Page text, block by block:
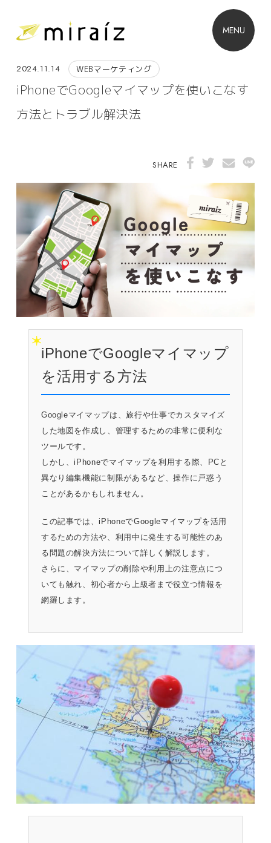
MENU
2024.11.14 WEBマーケティング
iPhoneでGoogleマイマップを使いこなす
方法とトラブル解決法
SHARE
iPhoneでGoogleマイマップ
を活用する方法
Googleマイマップは、旅行や仕事でカスタマイズ
した地図を作成し、管理するための非常に便利な
ツールです。
しかし、iPhoneでマイマップを利用する際、PCと
異なり編集機能に制限があるなど、操作に戸惑う
ことがあるかもしれません。
この記事では、iPhoneでGoogleマイマップを活用
するための方法や、利用中に発生する可能性のあ
る問題の解決方法について詳しく解説します。
さらに、マイマップの削除や利用上の注意点につ
いても触れ、初心者から上級者まで役立つ情報を
網羅します。